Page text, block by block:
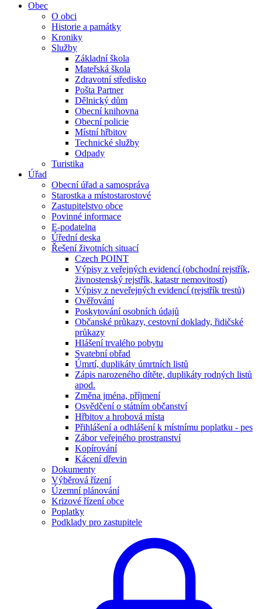
Obec
O obci
Historie a památky
Kroniky
Služby
Základní škola
Mateřská škola
Zdravotní středisko
Pošta Partner
Dělnický dům
Obecní knihovna
Obecní policie
Místní hřbitov
Technické služby
Odpady
Turistika
Úřad
Obecní úřad a samospráva
Starostka a místostarostové
Zastupitelstvo obce
Povinné informace
E-podatelna
Úřední deska
Řešení životních situací
Czech POINT
Výpisy z veřejných evidencí (obchodní rejstřík,
živnostenský rejstřík, katastr nemovitostí)
Výpisy z neveřejných evidencí (rejstřík trestů)
Ověřování
Poskytování osobních údajů
Občanské průkazy, cestovní doklady, řidičské
průkazy
Hlášení trvalého pobytu
Svatební obřad
Úmrtí, duplikáty úmrtních listů
Zápis narozeného dítěte, duplikáty rodných listů
apod.
Změna jména, příjmení
Osvědčení o státním občanství
Hřbitov a hrobová místa
Přihlášení a odhlášení k místnímu poplatku - pes
Zábor veřejného prostranství
Kopírování
Kácení dřevin
Dokumenty
Výběrová řízení
Územní plánování
Krizové řízení obce
Poplatky
Podklady pro zastupitele